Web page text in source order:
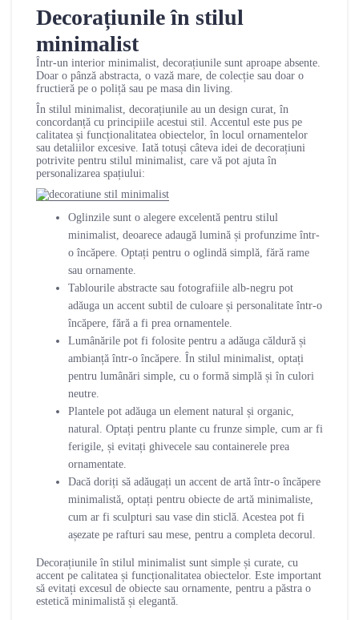
Decorațiunile în stilul
minimalist
Într-un interior minimalist, decorațiunile sunt aproape absente.
Doar o pânză abstracta, o vază mare, de colecție sau doar o
fructieră pe o poliță sau pe masa din living.
În stilul minimalist, decorațiunile au un design curat, în
concordanță cu principiile acestui stil. Accentul este pus pe
calitatea și funcționalitatea obiectelor, în locul ornamentelor
sau detaliilor excesive. Iată totuși câteva idei de decorațiuni
potrivite pentru stilul minimalist, care vă pot ajuta în
personalizarea spațiului:
Oglinzile sunt o alegere excelentă pentru stilul
minimalist, deoarece adaugă lumină și profunzime într-
o încăpere. Optați pentru o oglindă simplă, fără rame
sau ornamente.
Tablourile abstracte sau fotografiile alb-negru pot
adăuga un accent subtil de culoare și personalitate într-o
încăpere, fără a fi prea ornamentele.
Lumânările pot fi folosite pentru a adăuga căldură și
ambianță într-o încăpere. În stilul minimalist, optați
pentru lumânări simple, cu o formă simplă și în culori
neutre.
Plantele pot adăuga un element natural și organic,
natural. Optați pentru plante cu frunze simple, cum ar fi
ferigile, și evitați ghivecele sau containerele prea
ornamentate.
Dacă doriți să adăugați un accent de artă într-o încăpere
minimalistă, optați pentru obiecte de artă minimaliste,
cum ar fi sculpturi sau vase din sticlă. Acestea pot fi
așezate pe rafturi sau mese, pentru a completa decorul.
Decorațiunile în stilul minimalist sunt simple și curate, cu
accent pe calitatea și funcționalitatea obiectelor. Este important
să evitați excesul de obiecte sau ornamente, pentru a păstra o
estetică minimalistă și elegantă.